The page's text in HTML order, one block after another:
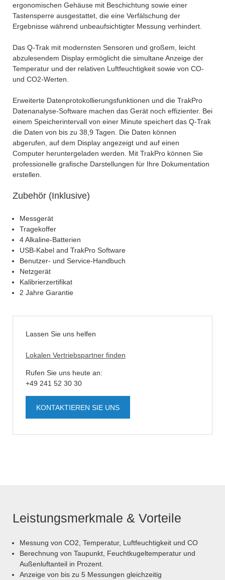
ergonomischen Gehäuse mit Beschichtung sowie einer
Tastensperre ausgestattet, die eine Verfälschung der
Ergebnisse während unbeaufsichtigter Messung verhindert.
Das Q-Trak mit modernsten Sensoren und großem, leicht
abzulesendem Display ermöglicht die simultane Anzeige der
Temperatur und der relativen Luftfeuchtigkeit sowie von CO-
und CO2-Werten.
Erweiterte Datenprotokollierungsfunktionen und die TrakPro
Datenanalyse-Software machen das Gerät noch effizienter. Bei
einem Speicherintervall von einer Minute speichert das Q-Trak
die Daten von bis zu 38,9 Tagen. Die Daten können
abgerufen, auf dem Display angezeigt und auf einen
Computer heruntergeladen werden. Mit TrakPro können Sie
professionelle grafische Darstellungen für Ihre Dokumentation
erstellen.
Zubehör (Inklusive)
Messgerät
Tragekoffer
4 Alkaline-Batterien
USB-Kabel and TrakPro Software
Benutzer- und Service-Handbuch
Netzgerät
Kalibrierzertifikat
2 Jahre Garantie
Lassen Sie uns helfen
Lokalen Vertriebspartner finden
Rufen Sie uns heute an:
+49 241 52 30 30
KONTAKTIEREN SIE UNS
Leistungsmerkmale & Vorteile
Messung von CO2, Temperatur, Luftfeuchtigkeit und CO
Berechnung von Taupunkt, Feuchtkugeltemperatur und
Außenluftanteil in Prozent.
Anzeige von bis zu 5 Messungen gleichzeitig